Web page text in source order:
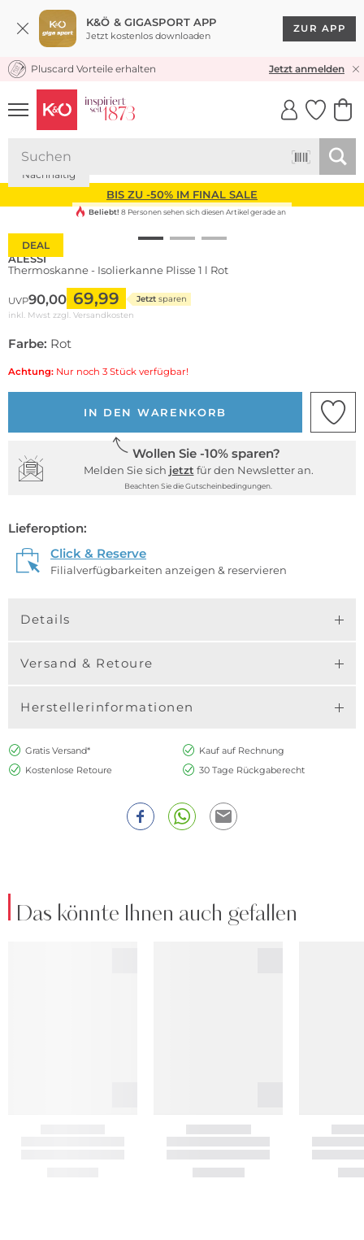
K&Ö & GIGASPORT APP
Jetzt kostenlos downloaden
ZUR APP
KOSTENLOSER VERSAND* & RÜCKVERSAND
Pluscard Vorteile erhalten Jetzt anmelden
UNSERE APP
CLICK &
BIS ZU -50% IM FINAL SALE
DEAL
Nachhaltig
Beliebt! 8 Personen sehen sich diesen Artikel gerade an
ALESSI
Thermoskanne - Isolierkanne Plisse 1 l Rot
UVP90,00 69,99 Jetzt sparen
inkl. Mwst zzgl. Versandkosten
Farbe: Rot
Achtung: Nur noch 3 Stück verfügbar!
IN DEN WARENKORB
Wollen Sie -10% sparen?
Melden Sie sich jetzt für den Newsletter an.
Beachten Sie die Gutscheinbedingungen.
Lieferoption:
Click & Reserve
Filialverfügbarkeiten anzeigen & reservieren
Details
Versand & Retoure
Herstellerinformationen
Gratis Versand*
Kauf auf Rechnung
Kostenlose Retoure
30 Tage Rückgaberecht
Das könnte Ihnen auch gefallen